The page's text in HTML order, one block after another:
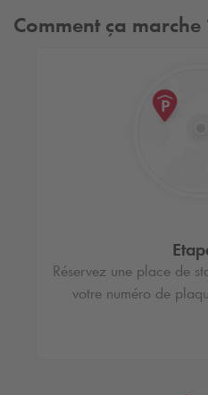
Comment ça marche
Réservez une place de
votre numéro de